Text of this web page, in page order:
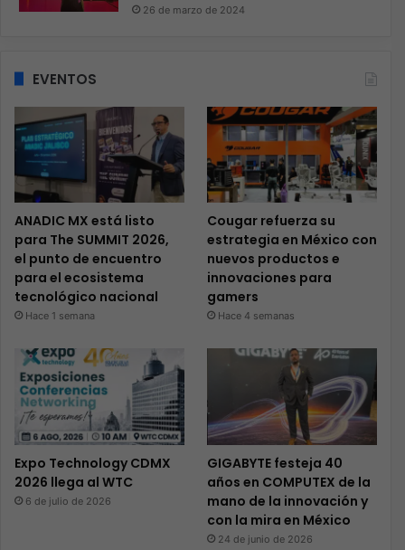
26 de marzo de 2024
EVENTOS
ANADIC MX está listo
para The SUMMIT 2026,
el punto de encuentro
para el ecosistema
tecnológico nacional
Hace 1 semana
Cougar refuerza su
estrategia en México con
nuevos productos e
innovaciones para
gamers
Hace 4 semanas
Expo Technology CDMX
2026 llega al WTC
6 de julio de 2026
GIGABYTE festeja 40
años en COMPUTEX de la
mano de la innovación y
con la mira en México
24 de junio de 2026